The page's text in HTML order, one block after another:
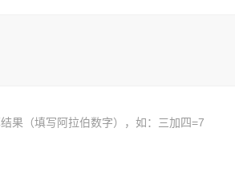
果（填写阿拉伯数字），如：三加四=7